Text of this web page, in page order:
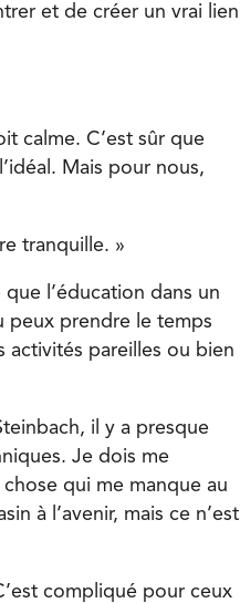
et de créer un vrai lien
calme. C’est sûr que
Mais pour nous,
tranquille. »
l’éducation dans un
peux prendre le temps
activités pareilles ou bien
il y a presque
Je dois me
qui me manque au
à l’avenir, mais ce n’est
compliqué pour ceux